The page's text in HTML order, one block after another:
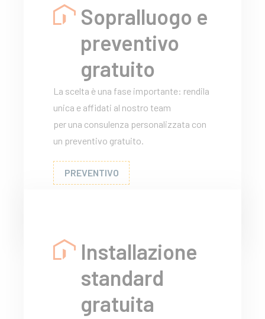
Sopralluogo e
preventivo
gratuito
La scelta è una fase importante: rendila
unica e affidati al nostro team
per una consulenza personalizzata con
un preventivo gratuito.
PREVENTIVO
Installazione
standard
gratuita